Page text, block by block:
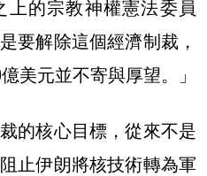
上的宗教神權憲法委員
要解除這個經濟制裁，
美元並不寄與厚望。」
的核心目標，從來不是
止伊朗將核技術轉為軍